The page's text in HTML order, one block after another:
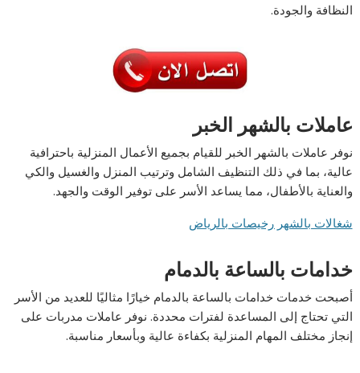
النظافة والجودة.
عاملات بالشهر الخبر
نوفر عاملات بالشهر الخبر للقيام بجميع الأعمال المنزلية باحترافية
عالية، بما في ذلك التنظيف الشامل وترتيب المنزل والغسيل والكي
والعناية بالأطفال، مما يساعد الأسر على توفير الوقت والجهد.
شغالات بالشهر رخيصات بالرياض
خدامات بالساعة بالدمام
أصبحت خدمات خدامات بالساعة بالدمام خيارًا مثاليًا للعديد من الأسر
التي تحتاج إلى المساعدة لفترات محددة. نوفر عاملات مدربات على
إنجاز مختلف المهام المنزلية بكفاءة عالية وبأسعار مناسبة.